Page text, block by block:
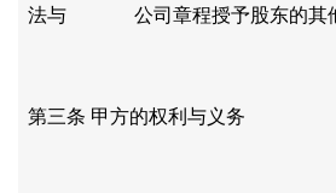
法与
公司章程授予股东的其
第三条 甲方的权利与义务